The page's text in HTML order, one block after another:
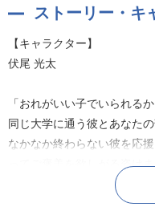
シナリオ:晴日青、秋山ヨウ
イラスト:塩花
BGM:深川翔太
ストーリー・キ
【キャラクター】
伏尾 光太
「おれがいい子でいられる
同じ大学に通う彼とあなた
なかなか終わらない彼を応
ってご褒美を欲しがる姿は
まったりお部屋デートを楽し
ちょっとしたことから癒し